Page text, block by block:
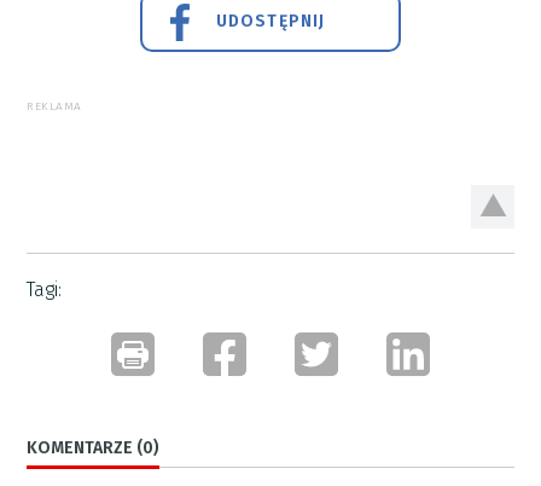
UDOSTĘPNIJ
REKLAMA
Tagi:
KOMENTARZE (0)